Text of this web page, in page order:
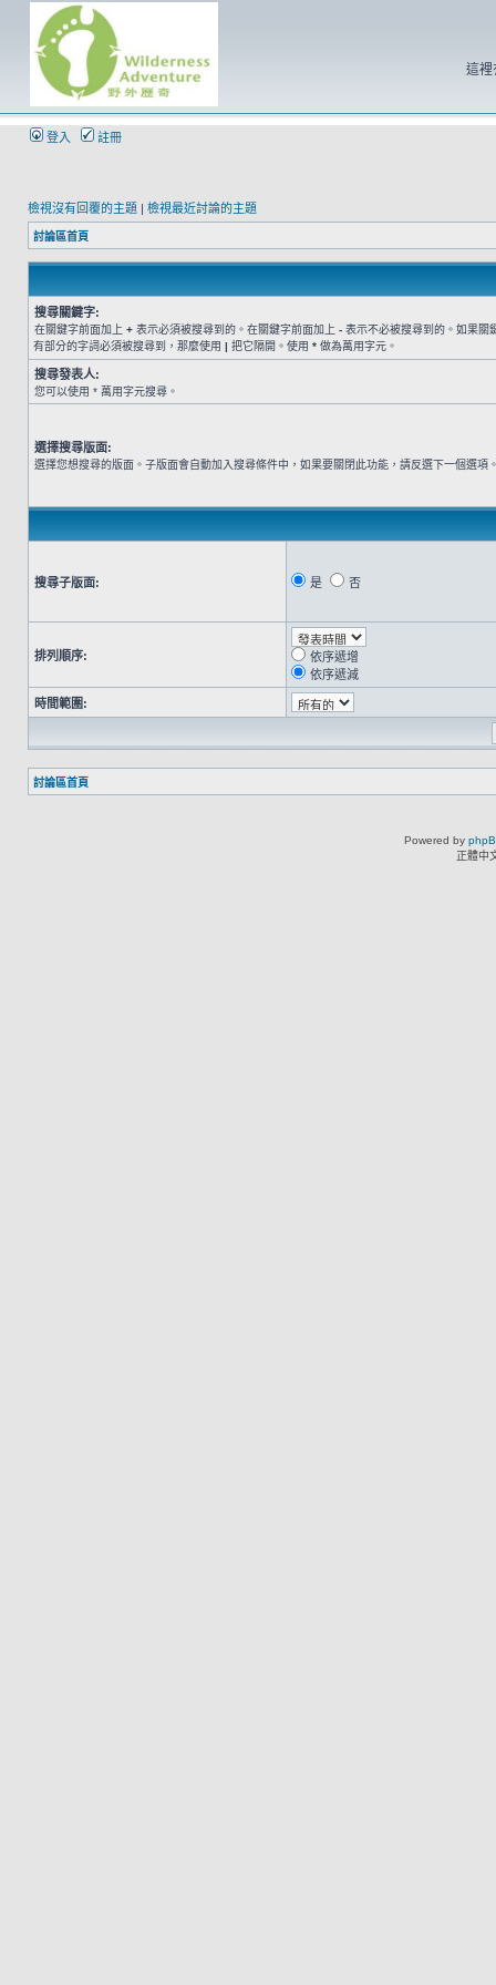
這裡
登入 註冊
檢視沒有回覆的主題 | 檢視最近討論的主題
討論區首頁
搜尋關鍵字:
在關鍵字前面加上 + 表示必須被搜尋到的。在關鍵字前面加上 - 表示不必被搜尋到的。如果關
有部分的字詞必須被搜尋到，那麼使用 | 把它隔開。使用 * 做為萬用字元。
搜尋發表人:
您可以使用 * 萬用字元搜尋。
選擇搜尋版面:
選擇您想搜尋的版面。子版面會自動加入搜尋條件中，如果要關閉此功能，請反選下一個選項
搜尋子版面: 是 否
排列順序:
依序遞增
依序遞減
時間範圍:
討論區首頁
Powered by
正體中